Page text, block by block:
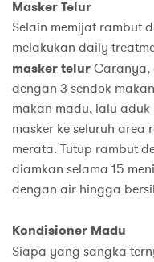
Masker Telur
Selain memijat rambut
melakukan daily
masker telurCaranya,
dengan 3 sendok
makan madu, lalu
masker ke seluruh
merata. Tutup rambut
diamkan selama 15
dengan air hingga
Kondisioner Madu
Siapa yang sangka